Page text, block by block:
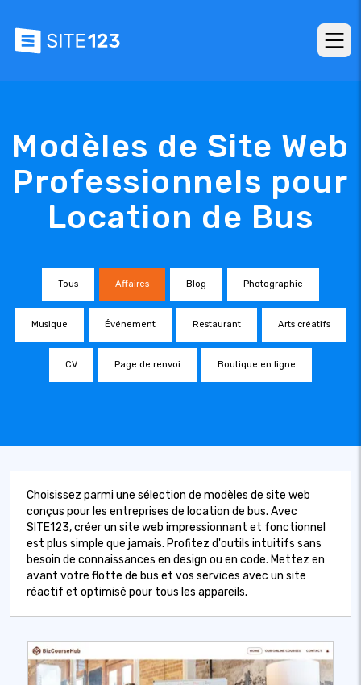
Modèles de Site Web
Professionnels pour
Location de Bus
Tous Affaires Blog Photographie
Musique Événement Restaurant Arts créatifs
CV Page de renvoi Boutique en ligne
Choisissez parmi une sélection de modèles de site web
conçus pour les entreprises de location de bus. Avec
SITE123, créer un site web impressionnant et fonctionnel
est plus simple que jamais. Profitez d'outils intuitifs sans
besoin de connaissances en design ou en code. Mettez en
avant votre flotte de bus et vos services avec un site
réactif et optimisé pour tous les appareils.